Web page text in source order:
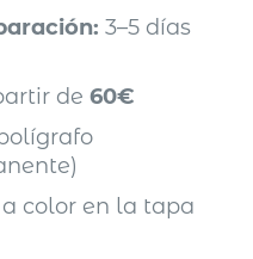
3–5 días
de60€
a color en la tapa